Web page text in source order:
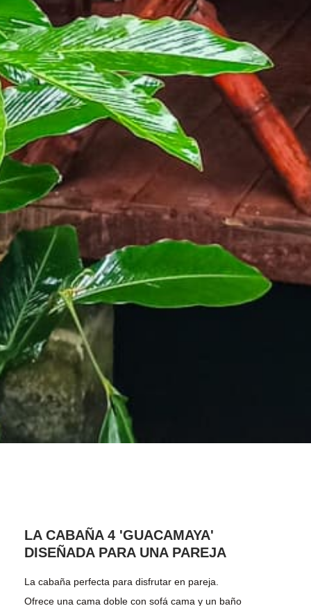
LA CABAÑA 4 'GUACAMAYA'
DISEÑADA PARA UNA PAREJA
La cabaña perfecta para disfrutar en pareja.
Ofrece una cama doble con sofá cama y un baño